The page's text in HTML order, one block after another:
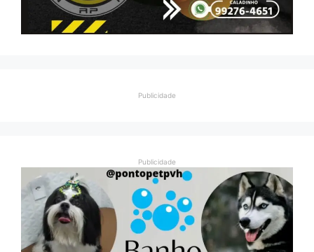
Publicidade
Publicidade